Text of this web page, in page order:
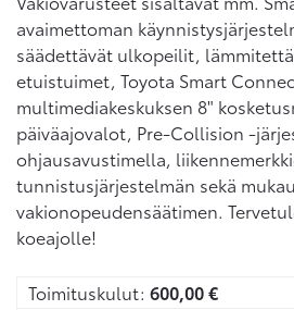
avaimettoman
säädettävät ulkopeilit,
etuistuimet, Toyota Smart
multimediakeskuksen 8"
päiväajovalot, Pre-Collision -
ohjausavustimella,
tunnistusjärjestelmän sekä
vakionopeudensäätimen.
koeajolle!
Toimituskulut: 600,00€